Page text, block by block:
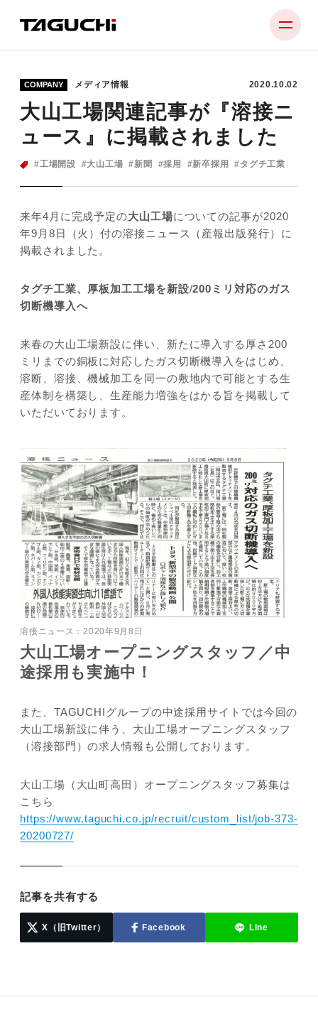
PRODUCT
COMPANY
NEWS
SUPPORT
RECRUIT
CONTACT
JP EN
COMPANY メディア情報 2020.10.02
大山工場関連記事が『溶接ニ
ュース』に掲載されました
工場開設 大山工場 新聞 採用 新卒採用 タグチ工業
来年4月に完成予定の大山工場についての記事が2020
年9月8日（火）付の溶接ニュース（産報出版発行）に
掲載されました。
タグチ工業、厚板加工工場を新設/200ミリ対応のガス
切断機導入へ
来春の大山工場新設に伴い、新たに導入する厚さ200
ミリまでの銅板に対応したガス切断機導入をはじめ、
溶断、溶接、機械加工を同一の敷地内で可能とする生
産体制を構築し、生産能力増強をはかる旨を掲載して
いただいております。
溶接ニュース：2020年9月8日
大山工場オープニングスタッフ／中
途採用も実施中！
また、TAGUCHIグループの中途採用サイトでは今回の
大山工場新設に伴う、大山工場オープニングスタッフ
（溶接部門）の求人情報も公開しております。
大山工場（大山町高田）オープニングスタッフ募集は
こちら
https://www.taguchi.co.jp/recruit/custom_list/job-373-
20200727/
記事を共有する
X（旧Twitter） Facebook Line